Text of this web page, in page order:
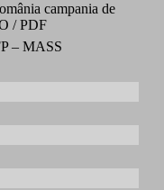
campania de
/ PDF
– MASS